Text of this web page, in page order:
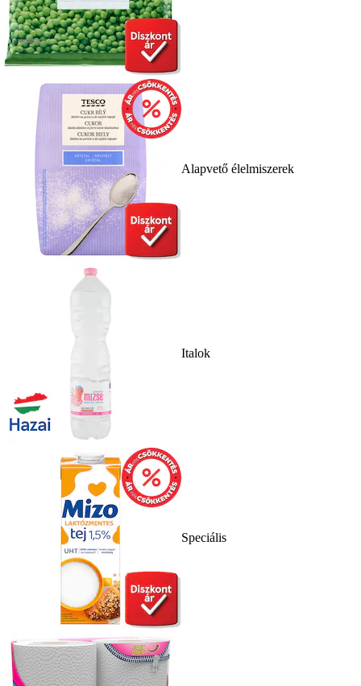
Alapvető élelmiszerek
Italok
Speciális